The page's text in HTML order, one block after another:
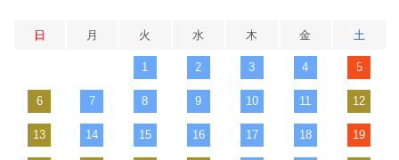
日 月 火 水 木 金 土
1 2 3 4 5
6 7 8 9 10 11 12
13 14 15 16 17 18 19